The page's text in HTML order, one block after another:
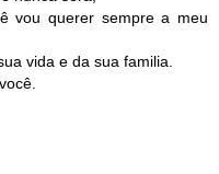
vou querer sempre a meu
vida e da sua familia.